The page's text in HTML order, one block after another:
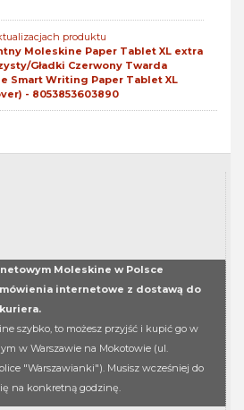
produktu
Moleskine Paper Tablet XL extra
Gładki Czerwony Twarda
Smart Writing Paper Tablet XL
- 8053853603890
Moleskine w Polsce
internetowe z dostawą do
szybko, to możesz przyjść i kupić go w
w Warszawie na Mokotowie (ul.
"Warszawianki"). Musisz wcześniej do
na konkretną godzinę.